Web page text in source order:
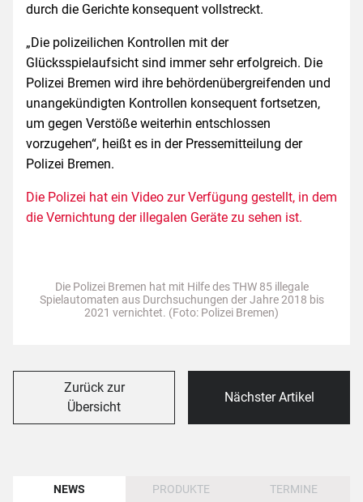
Die Polizei Bremen hat mit Hilfe des THW 85 illegale
Spielautomaten aus Durchsuchungen der Jahre 2018 bis
2021 vernichtet. (Foto: Polizei Bremen)
durch die Gerichte konsequent vollstreckt.
„Die polizeilichen Kontrollen mit der
Glücksspielaufsicht sind immer sehr erfolgreich. Die
Polizei Bremen wird ihre behördenübergreifenden und
unangekündigten Kontrollen konsequent fortsetzen,
um gegen Verstöße weiterhin entschlossen
vorzugehen“, heißt es in der Pressemitteilung der
Polizei Bremen.
Die Polizei hat ein Video zur Verfügung gestellt, in dem
die Vernichtung der illegalen Geräte zu sehen ist.
Zurück zur
Übersicht
Nächster Artikel
NEWS PRODUKTE TERMINE